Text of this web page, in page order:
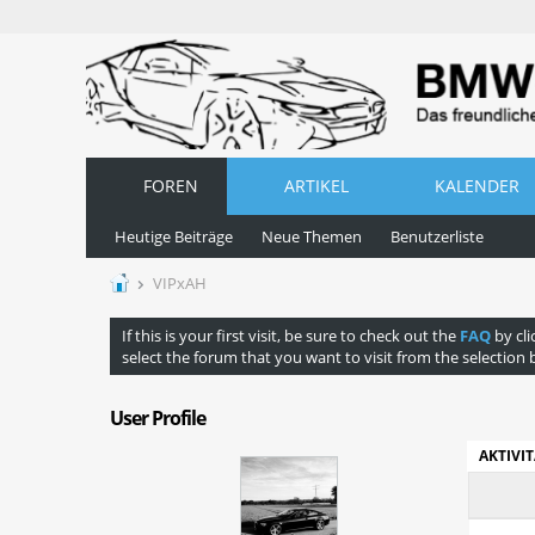
FOREN ARTIKEL KALENDER
Heutige Beiträge Neue Themen Benutzerliste
VIPxAH
If this is your first visit, be sure to check out the FAQ by
select the forum that you want to visit from the selection
User Profile